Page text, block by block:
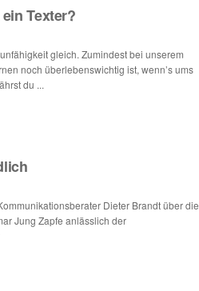
Texter?
gleich. Zumindest bei unserem
noch überlebenswichtig ist, wenn’s ums
du ...
Dieter Brandt über die
Jung Zapfe anlässlich der